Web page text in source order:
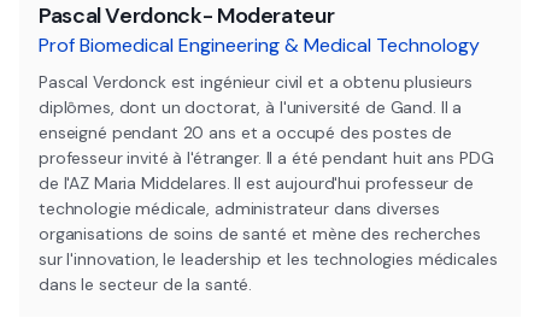
Pascal Verdonck- Moderateur
Prof Biomedical Engineering & Medical Technology
Pascal Verdonck est ingénieur civil et a obtenu plusieurs
diplômes, dont un doctorat, à l'université de Gand. Il a
enseigné pendant 20 ans et a occupé des postes de
professeur invité à l'étranger. Il a été pendant huit ans PDG
de l'AZ Maria Middelares. Il est aujourd'hui professeur de
technologie médicale, administrateur dans diverses
organisations de soins de santé et mène des recherches
sur l'innovation, le leadership et les technologies médicales
dans le secteur de la santé.